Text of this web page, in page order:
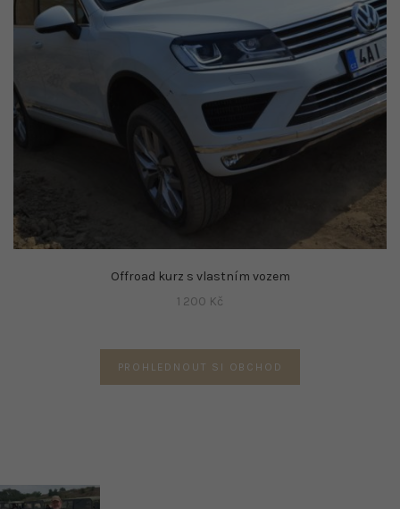
Offroad kurz s vlastním vozem
1 200 Kč
PROHLEDNOUT SI OBCHOD